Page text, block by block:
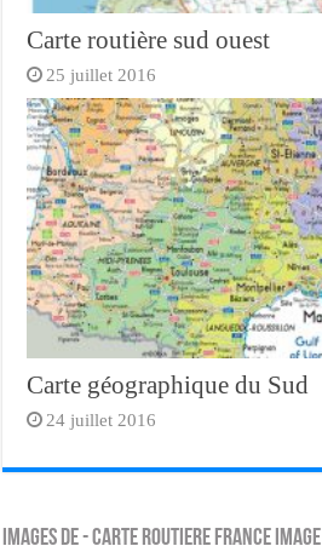
Carte routière sud ouest
25 juillet 2016
Carte géographique du Sud
24 juillet 2016
Images de - carte routiere france image